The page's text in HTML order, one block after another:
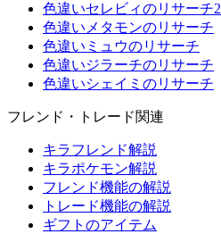
色違いセレビィのリサーチ2
色違いメタモンのリサーチ
色違いミュウのリサーチ
色違いジラーチのリサーチ
色違いシェイミのリサーチ
フレンド・トレード関連
キラフレンド解説
キラポケモン解説
フレンド機能の解説
トレード機能の解説
ギフトのアイテム